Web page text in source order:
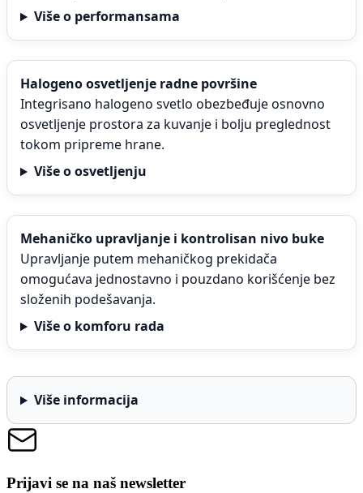
Više o performansama
Halogeno osvetljenje radne površine
Integrisano halogeno svetlo obezbeđuje osnovno
osvetljenje prostora za kuvanje i bolju preglednost
tokom pripreme hrane.
Više o osvetljenju
Mehaničko upravljanje i kontrolisan nivo buke
Upravljanje putem mehaničkog prekidača
omogućava jednostavno i pouzdano korišćenje bez
složenih podešavanja.
Više o komforu rada
Više informacija
Prijavi se na naš newsletter